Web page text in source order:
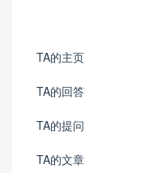
TA的主页
TA的回答
TA的提问
TA的文章